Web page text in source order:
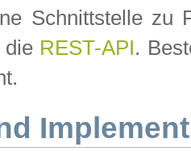
Schnittstelle zu
die REST-API.